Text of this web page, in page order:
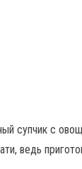
супчик с
ведь